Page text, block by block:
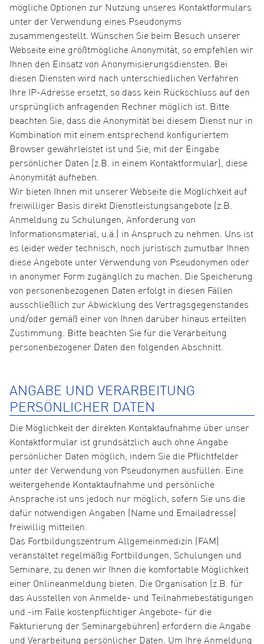
mögliche Optionen zur Nutzung unseres Kontaktformulars
unter der Verwendung eines Pseudonyms
zusammengestellt. Wünschen Sie beim Besuch unserer
Webseite eine größtmögliche Anonymität, so empfehlen wir
Ihnen den Einsatz von Anonymisierungsdiensten. Bei
diesen Diensten wird nach unterschiedlichen Verfahren
Ihre IP-Adresse ersetzt, so dass kein Rückschluss auf den
ursprünglich anfragenden Rechner möglich ist. Bitte
beachten Sie, dass die Anonymität bei diesem Dienst nur in
Kombination mit einem entsprechend konfiguriertem
Browser gewährleistet ist und Sie, mit der Eingabe
persönlicher Daten (z.B. in einem Kontaktformular), diese
Anonymität aufheben.
Wir bieten Ihnen mit unserer Webseite die Möglichkeit auf
freiwilliger Basis direkt Dienstleistungsangebote (z.B.
Anmeldung zu Schulungen, Anforderung von
Informationsmaterial, u.ä.) in Anspruch zu nehmen. Uns ist
es leider weder technisch, noch juristisch zumutbar Ihnen
diese Angebote unter Verwendung von Pseudonymen oder
in anonymer Form zugänglich zu machen. Die Speicherung
von personenbezogenen Daten erfolgt in diesen Fällen
ausschließlich zur Abwicklung des Vertragsgegenstandes
und/oder gemäß einer von Ihnen darüber hinaus erteilten
Zustimmung. Bitte beachten Sie für die Verarbeitung
personenbezogener Daten den folgenden Abschnitt.
ANGABE UND VERARBEITUNG
PERSÖNLICHER DATEN
Die Möglichkeit der direkten Kontaktaufnahme über unser
Kontaktformular ist grundsätzlich auch ohne Angabe
persönlicher Daten möglich, indem Sie die Pflichtfelder
unter der Verwendung von Pseudonymen ausfüllen. Eine
weitergehende Kontaktaufnahme und persönliche
Ansprache ist uns jedoch nur möglich, sofern Sie uns die
dafür notwendigen Angaben (Name und Emailadresse)
freiwillig mitteilen.
Das Fortbildungszentrum Allgemeinmedizin (FAM)
veranstaltet regelmäßig Fortbildungen, Schulungen und
Seminare, zu denen wir Ihnen die komfortable Möglichkeit
einer Onlineanmeldung bieten. Die Organisation (z.B. für
das Ausstellen von Anmelde- und Teilnahmebestätigungen
und -im Falle kostenpflichtiger Angebote- für die
Fakturierung der Seminargebühren) erfordern die Angabe
und Verarbeitung persönlicher Daten. Um Ihre Anmeldung